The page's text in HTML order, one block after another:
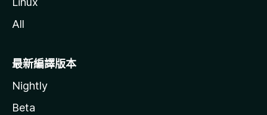
All
最新編譯版本
Nightly
Beta